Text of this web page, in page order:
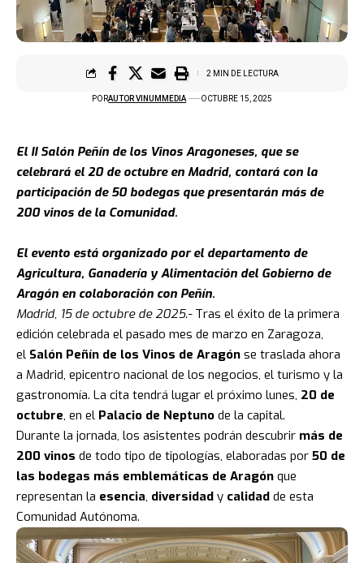
PORAUTOR VINUMMEDIA OCTUBRE 15, 2025
2 MIN DE LECTURA
El II Salón Peñín de los Vinos Aragoneses, que se
celebrará el 20 de octubre en Madrid, contará con la
participación de 50 bodegas que presentarán más de
200 vinos de la Comunidad.
El evento está organizado por el departamento de
Agricultura, Ganadería y Alimentación del Gobierno de
Aragón en colaboración con Peñín.
Madrid, 15 de octubre de 2025.- Tras el éxito de la primera
edición celebrada el pasado mes de marzo en Zaragoza,
el Salón Peñín de los Vinos de Aragón se traslada ahora
a Madrid, epicentro nacional de los negocios, el turismo y la
gastronomía. La cita tendrá lugar el próximo lunes, 20 de
octubre, en el Palacio de Neptuno de la capital.
Durante la jornada, los asistentes podrán descubrir más de
200 vinos de todo tipo de tipologías, elaboradas por 50 de
las bodegas más emblemáticas de Aragón que
representan la esencia, diversidad y calidad de esta
Comunidad Autónoma.